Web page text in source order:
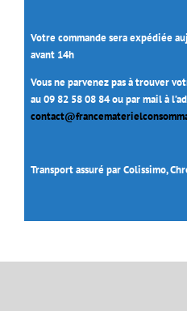
Votre commande sera expédiée
avant 14h
Vous ne parvenez pas à trouver
au 09 82 58 08 84 ou par mail à
Transport assuré par Colissimo,